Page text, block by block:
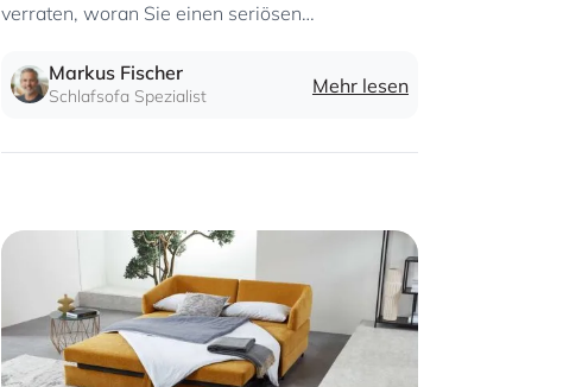
verraten, woran Sie einen seriösen
Markus Fischer
Schlafsofa Spezialist Mehr lesen